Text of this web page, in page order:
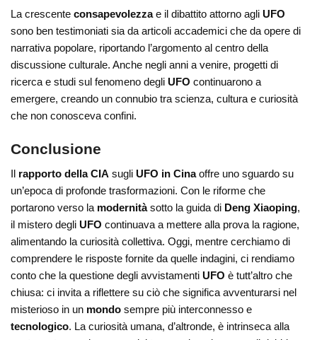
La crescenteconsapevolezzae il dibattito attorno agli UFO
sono ben testimoniati sia da articoli accademici che da opere di
narrativa popolare, riportando l’argomento al centro della
discussione culturale. Anche negli anni a venire, progetti di
ricerca e studi sul fenomeno degli UFO continuarono a
emergere, creando un connubio tra scienza, cultura e curiosità
che non conosceva confini.
Conclusione
Il rapporto della CIA sugli UFO in Cinaoffre uno sguardo su
un’epoca di profonde trasformazioni. Con le riforme che
portarono verso la modernitàsotto la guida di Deng Xiaoping,
il mistero degli UFO continuava a mettere alla prova la ragione,
alimentando la curiosità collettiva. Oggi, mentre cerchiamo di
comprendere le risposte fornite da quelle indagini, ci rendiamo
conto che la questione degli avvistamenti UFO è tutt’altro che
chiusa: ci invita a riflettere su ciò che significa avventurarsi nel
misterioso in un mondo sempre più interconnesso e
tecnologico. La curiosità umana, d’altronde, è intrinseca alla